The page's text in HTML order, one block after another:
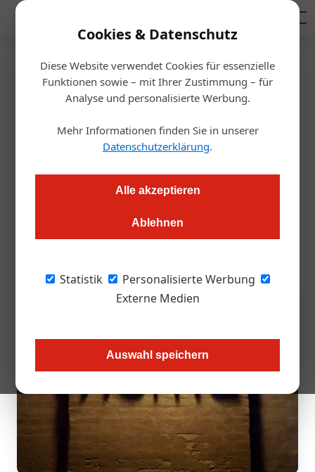
Cookies & Datenschutz
Diese Website verwendet Cookies für essenzielle
Funktionen sowie – mit Ihrer Zustimmung – für
Analyse und personalisierte Werbung.
Mehr Informationen finden Sie in unserer
Datenschutzerklärung.
Alle akzeptieren
Ablehnen
Statistik
Personalisierte Werbung
Externe Medien
Auswahl speichern
Startseite/Gastronomie
Das Ende einer Ära: Noma-
Chef René Redzepi gibt auf
Mehr als 20 Jahre prägte er die internationale Fine-Dining-
Szene. Jetzt zwingen massive Vorwürfe den Starkoch zum